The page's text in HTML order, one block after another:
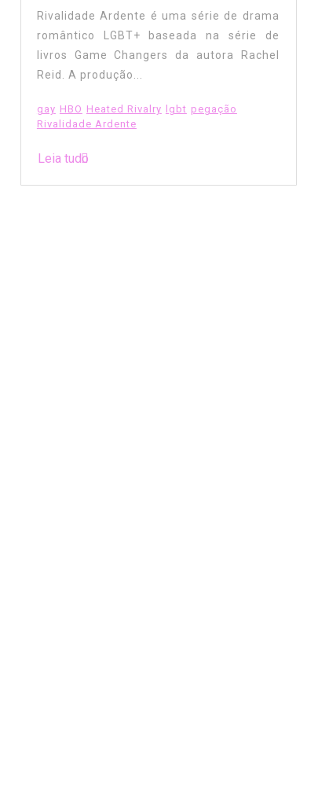
Rivalidade Ardente é uma série de drama
romântico LGBT+ baseada na série de
livros Game Changers da autora Rachel
Reid. A produção...
gay HBO Heated Rivalry lgbt pegação
Rivalidade Ardente
Leia tudo